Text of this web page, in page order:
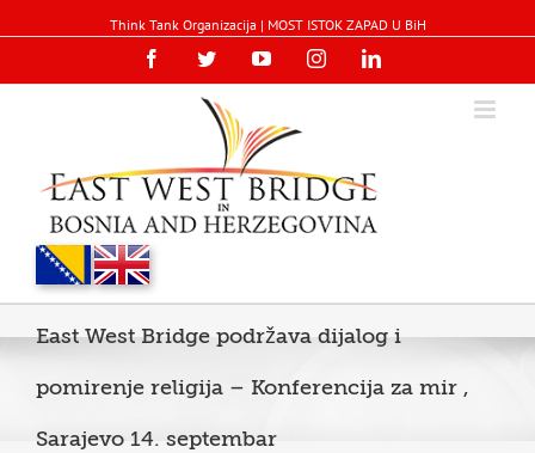
Think Tank Organizacija | MOST ISTOK ZAPAD U BiH
FacebookTwitterYouTubeInstagramLinkedin
East West Bridge podržava dijalog i
pomirenje religija – Konferencija za mir ,
Sarajevo 14. septembar